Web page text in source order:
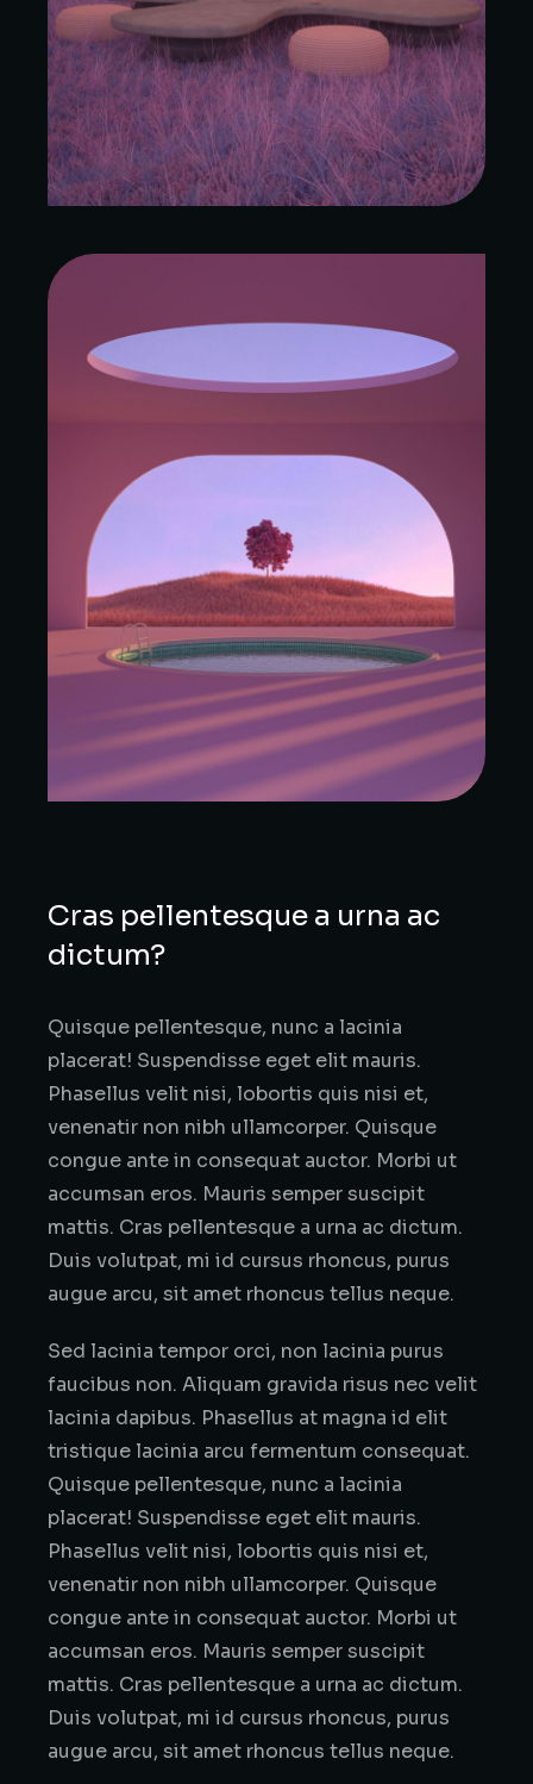
Cras pellentesque a urna ac
dictum?
Quisque pellentesque, nunc a lacinia
placerat! Suspendisse eget elit mauris.
Phasellus velit nisi, lobortis quis nisi et,
venenatir non nibh ullamcorper. Quisque
congue ante in consequat auctor. Morbi ut
accumsan eros. Mauris semper suscipit
mattis. Cras pellentesque a urna ac dictum.
Duis volutpat, mi id cursus rhoncus, purus
augue arcu, sit amet rhoncus tellus neque.
Sed lacinia tempor orci, non lacinia purus
faucibus non. Aliquam gravida risus nec velit
lacinia dapibus. Phasellus at magna id elit
tristique lacinia arcu fermentum consequat.
Quisque pellentesque, nunc a lacinia
placerat! Suspendisse eget elit mauris.
Phasellus velit nisi, lobortis quis nisi et,
venenatir non nibh ullamcorper. Quisque
congue ante in consequat auctor. Morbi ut
accumsan eros. Mauris semper suscipit
mattis. Cras pellentesque a urna ac dictum.
Duis volutpat, mi id cursus rhoncus, purus
augue arcu, sit amet rhoncus tellus neque.